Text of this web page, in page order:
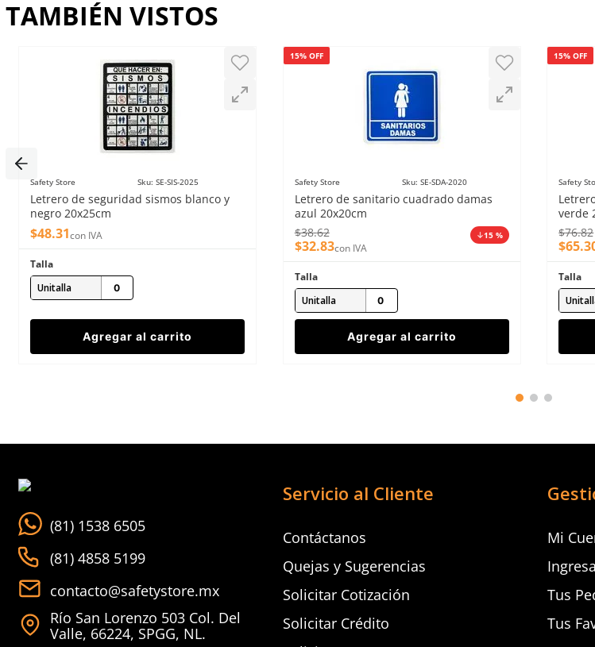
Dirección de email
Escribe un comentario
Enviar comentario
TAMBIÉN VISTOS
Safety Store Sku: SE-SIS-2025
Letrero de seguridad sismos blanco y
negro 20x25cm
$48.31con IVA
Talla
Unitalla
Agregar al carrito
15% OFF
Safety Store Sku: SE-SDA-2020
Letrero de sanitario cuadrado damas
azul 20x20cm
$38.62
$32.83con IVA
15 %
Talla
Unitalla
Agregar al carrito
15% OFF
Safety
verde
$76.82
$65.
Talla
(81) 1538 6505
(81) 4858 5199
contacto@safetystore.mx
Río San Lorenzo 503 Col. Del
Valle, 66224, SPGG, NL.
Servicio al Cliente
Contáctanos
Quejas y Sugerencias
Solicitar Cotización
Solicitar Crédito
Mi
Tus
Tus